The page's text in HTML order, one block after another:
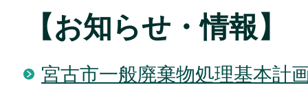
【お知らせ・情報】
宮古市一般廃棄物処理基本計